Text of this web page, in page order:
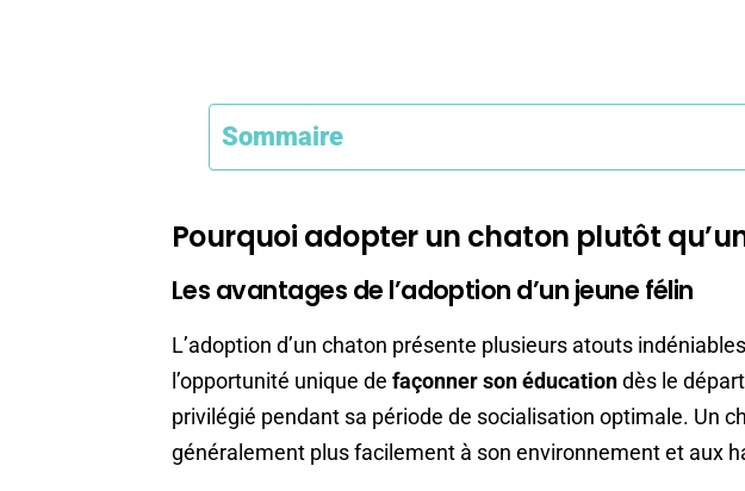
Sommaire
Pourquoi adopter un chaton plutôt
Les avantages de l’adoption d’un jeune félin
L’adoption d’un chaton présente plusieurs atouts
l’opportunité unique de façonner son éducationdès le
privilégié pendant sa période de socialisation optimale. Un
généralement plus facilement à son environnement et aux